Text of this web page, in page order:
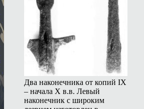
Два наконечника от копий IX
– начала X в.в. Левый
наконечник с широким